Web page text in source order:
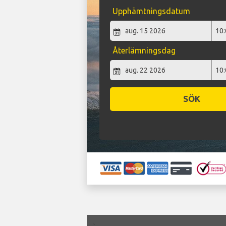
Upphämtningsdatum
Återlämningsdag
SÖK